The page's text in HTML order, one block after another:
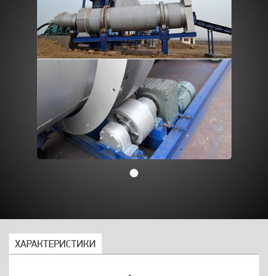
ХАРАКТЕРИСТИКИ